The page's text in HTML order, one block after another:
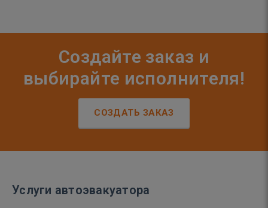
Создайте заказ и
выбирайте исполнителя!
СОЗДАТЬ ЗАКАЗ
Услуги автоэвакуатора